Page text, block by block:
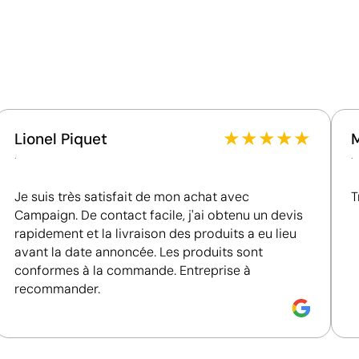
Broderie avec des fils de différentes couleurs
La broderie est une technique de marquage textile
Lionel Piquet
.
★★★★★
Je suis très satisfait de mon achat avec
Campaign. De contact facile, j'ai obtenu un devis
rapidement et la livraison des produits a eu lieu
avant la date annoncée. Les produits sont
conformes à la commande. Entreprise à
recommander.
.